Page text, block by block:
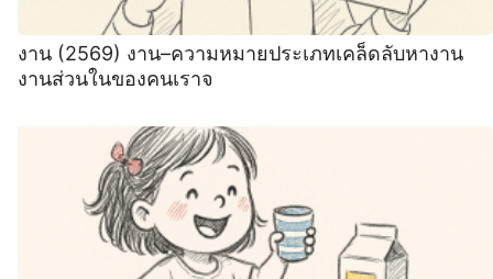
งาน (2569) งาน–ความหมายประเภทเคล็ดลับหางาน
งานส่วนในของคนเราจ